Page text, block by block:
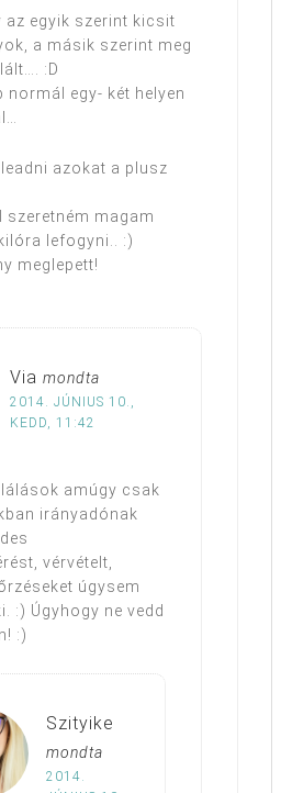
az egyik szerint kicsit
a másik szerint meg
:D
normál egy- két helyen
azokat a plusz
szeretném magam
lefogyni.. :)
meglepett!
Via mondta
2014. JÚNIUS 10.,
KEDD, 11:42
amúgy csak
irányadónak
vérvételt,
úgysem
:) Úgyhogy ne vedd
:)
Szityike
mondta
2014.